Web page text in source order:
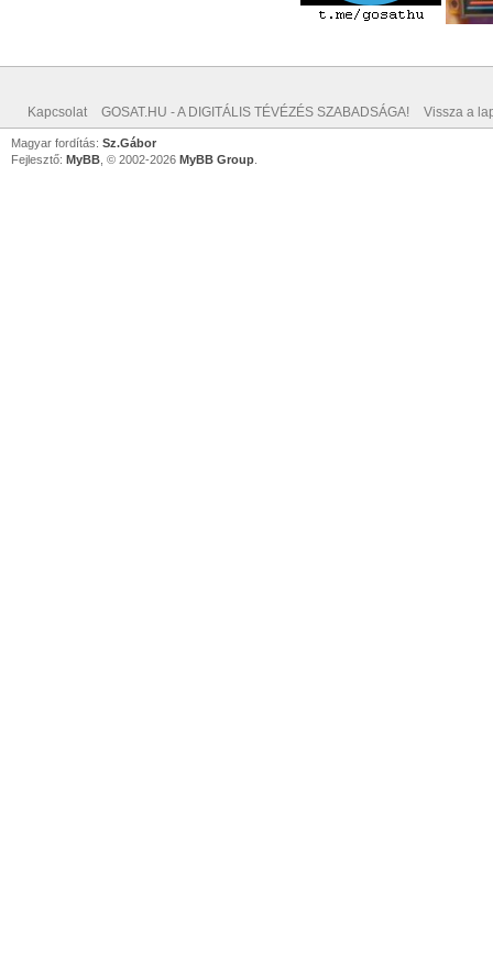
Kapcsolat GOSAT.HU - A DIGITÁLIS TÉVÉZÉS SZABADSÁGA! Vissza a
Magyar fordítás: Sz.Gábor
Fejlesztő: MyBB , © 2002-2026 MyBB Group